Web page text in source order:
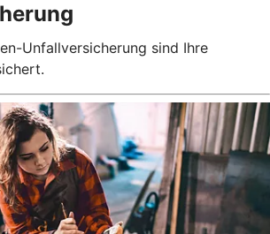
Unfallversicherung sind Ihre